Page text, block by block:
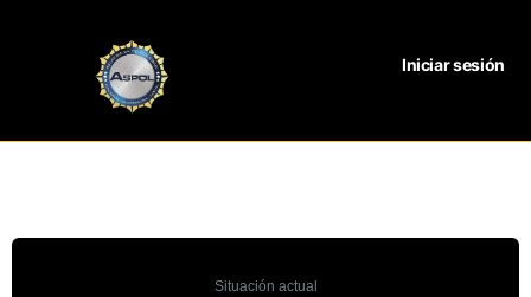
Iniciar sesión
Situación actual